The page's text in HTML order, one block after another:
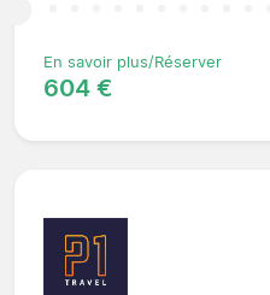
En savoir plus/Réserver
604 €